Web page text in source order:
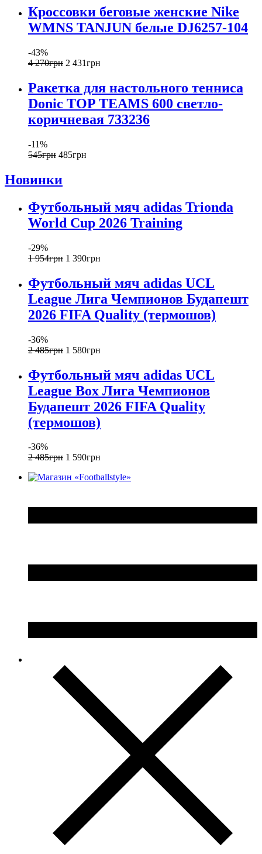
Кроссовки беговые женские Nike
WMNS TANJUN белые DJ6257-104
-43%
4 270грн 2 431грн
Ракетка для настольного тенниса
Donic TOP TEAMS 600 светло-
коричневая 733236
-11%
545грн 485грн
Новинки
Футбольный мяч adidas Trionda
World Cup 2026 Training
-29%
1 954грн 1 390грн
Футбольный мяч adidas UCL
League Лига Чемпионов Будапешт
2026 FIFA Quality (термошов)
-36%
2 485грн 1 580грн
Футбольный мяч adidas UCL
League Box Лига Чемпионов
Будапешт 2026 FIFA Quality
(термошов)
-36%
2 485грн 1 590грн